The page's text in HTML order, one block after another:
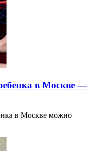
в Москве —
в Москве можно